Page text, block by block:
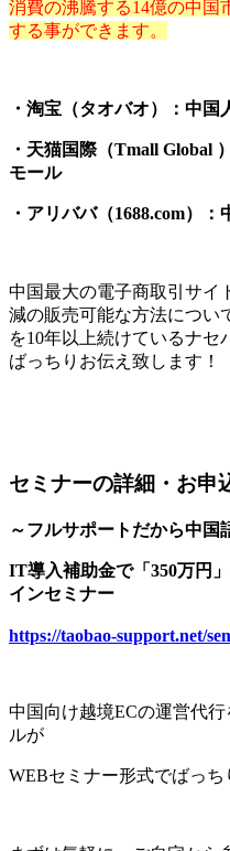
消費の沸騰する14億の中国
する事ができます。
・淘宝（タオバオ）：中
・天猫国際（Tmall Global
モール
・アリババ（1688.com）
中国最大の電子商取引サイ
減の販売可能な方法につい
を10年以上続けているナセ
ばっちりお伝え致します！
セミナーの詳細・お申
～フルサポートだから中国
IT導入補助金で「350万円
インセミナー
https://taobao-support.net/
中国向け越境ECの運営代
ルが
WEBセミナー形式でばっち